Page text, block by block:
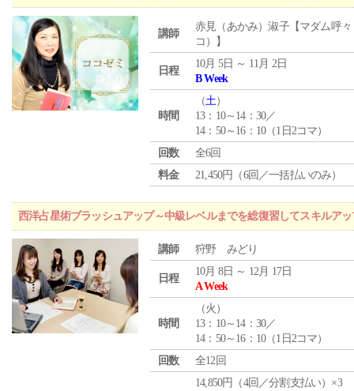
講師
赤見（あかみ）淑子【マダム呼々
コ）】
日程
10月 5日 ～ 11月 2日
B Week
時間
（土）
13：10～14：30／
14：50～16：10（1日2コマ）
回数
全6回
料金
21,450円（6回／一括払いのみ）
西洋占星術ブラッシュアップ～中級レベルまでを総復習してスキルア
講師 狩野 みどり
日程
10月 8日 ～ 12月 17日
A Week
時間
（火 ）
13：10～14：30／
14：50～16：10（1日2コマ）
回数
全12回
14,850円（4回／分割支払い）×3